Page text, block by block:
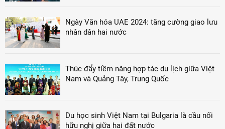
Ngày Văn hóa UAE 2024: tăng cường giao lưu
nhân dân hai nước
Thúc đẩy tiềm năng hợp tác du lịch giữa Việt
Nam và Quảng Tây, Trung Quốc
Du học sinh Việt Nam tại Bulgaria là cầu nối
hữu nghị giữa hai đất nước